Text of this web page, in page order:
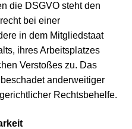
die DSGVO steht den
bei einer
in dem Mitgliedstaat
ihres Arbeitsplatzes
Verstoßes zu. Das
anderweitiger
Rechtsbehelfe.